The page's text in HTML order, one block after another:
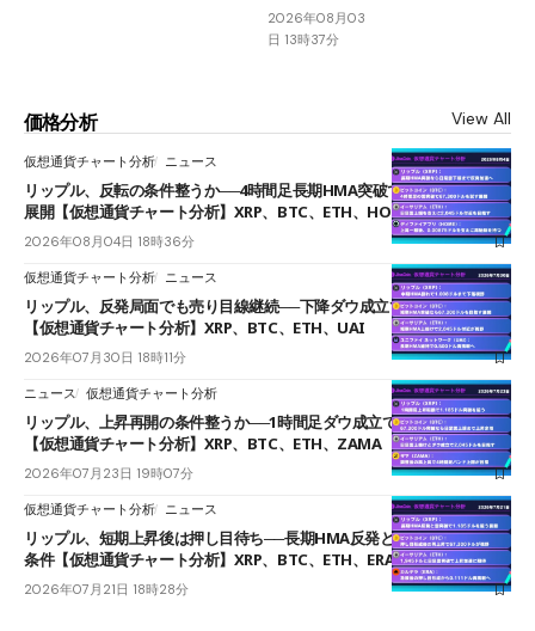
2026年08月03
日 13時37分
価格分析 View All
仮想通貨チャート分析 ニュース
リップル、反転の条件整うか──4時間足長期HMA突破で雲下端を目指す
展開【仮想通貨チャート分析】XRP、BTC、ETH、HOME
2026年08月04日 18時36分
仮想通貨チャート分析 ニュース
リップル、反発局面でも売り目線継続──下降ダウ成立で下値追う展開
【仮想通貨チャート分析】XRP、BTC、ETH、UAI
2026年07月30日 18時11分
ニュース 仮想通貨チャート分析
リップル、上昇再開の条件整うか──1時間足ダウ成立で1.185ドルを狙う
【仮想通貨チャート分析】XRP、BTC、ETH、ZAMA
2026年07月23日 19時07分
仮想通貨チャート分析 ニュース
リップル、短期上昇後は押し目待ち──長期HMA反発と雲上抜けが買い
条件【仮想通貨チャート分析】XRP、BTC、ETH、ERA
2026年07月21日 18時28分